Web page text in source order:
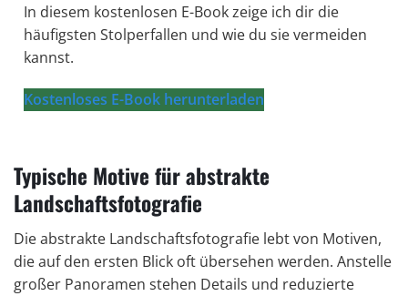
In diesem kostenlosen E-Book zeige ich dir die
häufigsten Stolperfallen und wie du sie vermeiden
kannst.
Kostenloses E-Book herunterladen
Typische Motive für abstrakte
Landschaftsfotografie
Die abstrakte Landschaftsfotografie lebt von Motiven,
die auf den ersten Blick oft übersehen werden. Anstelle
großer Panoramen stehen Details und reduzierte